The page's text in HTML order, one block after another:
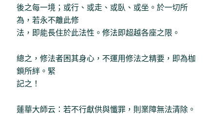
後之每一境；或行、或走、或臥、或坐。於一切所
為，若永不離此修
法，即能長住於此法性。修法即超越各座之限。
總之，修法者困其身心，不運用修法之精要，即為枷
鎖所絆。緊
記之！
蓮華大師云：若不行獻供與懺罪，則業障無法清除。